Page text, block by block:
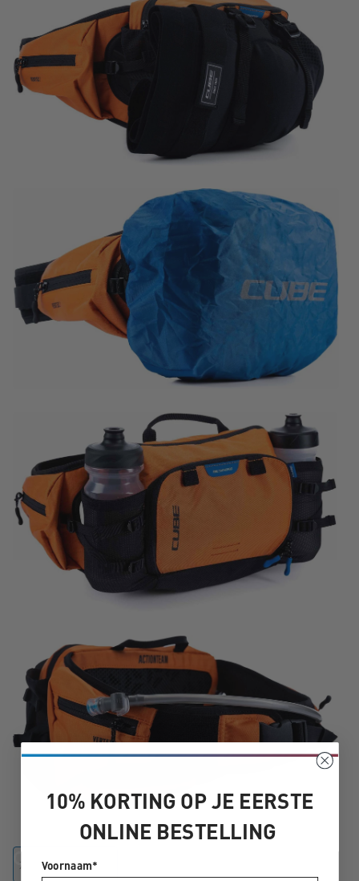
X Actionteam Orange
10% KORTING OP JE EERSTE
ONLINE BESTELLING
Voornaam*